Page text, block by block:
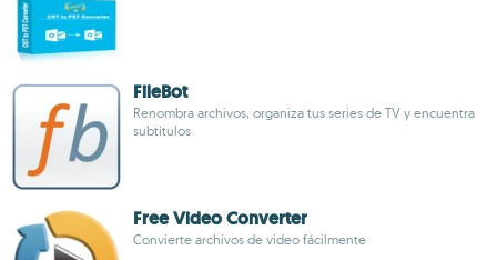
FileBot
Renombra archivos, organiza tus series de TV y encuentra
subtítulos
Free Video Converter
Convierte archivos de video fácilmente